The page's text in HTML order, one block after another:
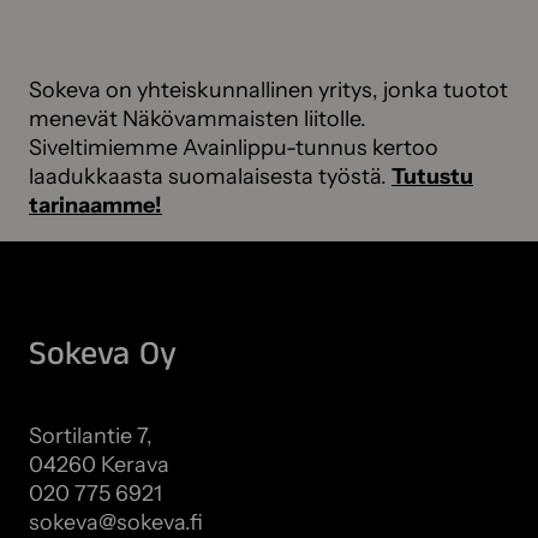
Sokeva on yhteiskunnallinen yritys, jonka tuotot
menevät Näkövammaisten liitolle.
Siveltimiemme Avainlippu-tunnus kertoo
laadukkaasta suomalaisesta työstä. Tutustu
tarinaamme!
Sokeva Oy
Sortilantie 7,
04260 Kerava
020 775 6921
sokeva@sokeva.fi